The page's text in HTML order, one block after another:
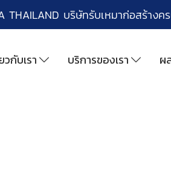
THAILAND บริษัทรับเหมาก่อสร้า
วกับเรา บริการของเรา ผ